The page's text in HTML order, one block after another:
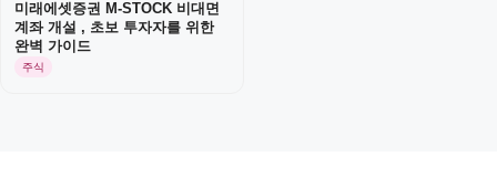
미래에셋증권 M-STOCK 비대면
계좌 개설 , 초보 투자자를 위한
완벽 가이드
주식